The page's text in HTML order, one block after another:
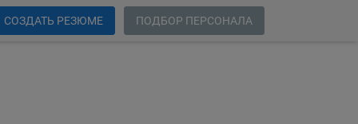
СОЗДАТЬ РЕЗЮМЕ ПОДБОР ПЕРСОНАЛА